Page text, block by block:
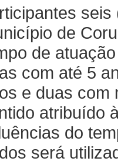
de
de
com até 5
e duas com
atribuído
do
será